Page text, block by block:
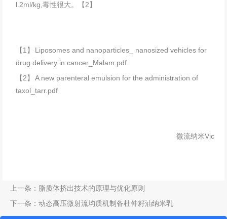
l.2ml/kg,毒性很大。【2】
【1】
Liposomes and nanoparticles_ nanosized vehicles for
drug delivery in cancer_Malam.pdf
【2】
A new parenteral emulsion for the administration of
taxol_tarr.pdf
微流纳米Vic
上一条： 脂质体挤出技术的原理与优化原则
下一条： 动态高压微射流均质机制备杜仲籽油纳米乳